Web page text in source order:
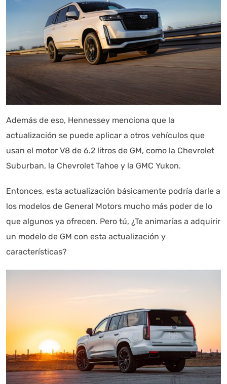
Además de eso, Hennessey menciona que la
actualización se puede aplicar a otros vehículos que
usan el motor V8 de 6.2 litros de GM, como la Chevrolet
Suburban, la Chevrolet Tahoe y la GMC Yukon.
Entonces, esta actualización básicamente podría darle a
los modelos de General Motors mucho más poder de lo
que algunos ya ofrecen. Pero tú, ¿Te animarías a adquirir
un modelo de GM con esta actualización y
características?